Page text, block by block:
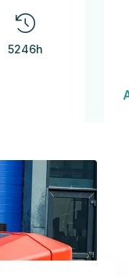
5246h